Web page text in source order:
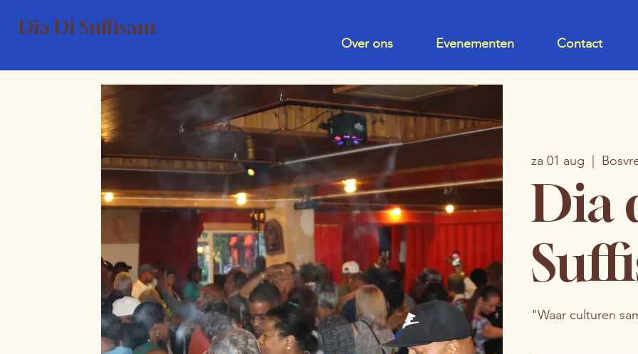
Over ons Evenementen Contact
Dia Di Suffisant
za 01 aug
  |
Dia
"Waar culturen